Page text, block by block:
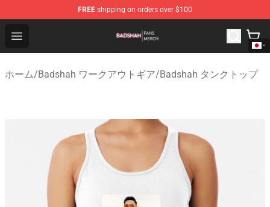
FREE shipping on orders over $100
Open menu
Badshah Shop - Official Badshah Merchandise Store
ホーム/Badshah ワークアウトギア/Badshah タンクトップ